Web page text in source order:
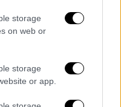
storage
on web or
storage
or app.
να τρέξει
πίεση του
είναι καλό,
περιοχής,
σε δύσκολη
ο Λαφόν μπλόκαρε